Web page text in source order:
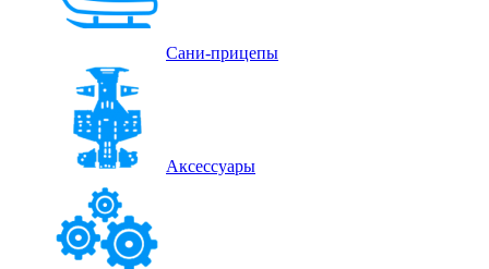
Сани-прицепы
Аксессуары